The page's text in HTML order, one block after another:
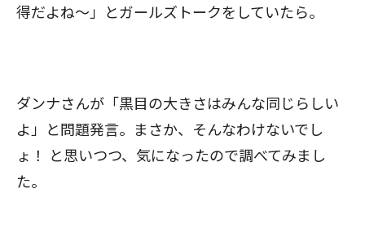
得だよね～」とガールズトークをしていたら。
ダンナさんが「黒目の大きさはみんな同じらしい
よ」と問題発言。まさか、そんなわけないでし
ょ！ と思いつつ、気になったので調べてみまし
た。